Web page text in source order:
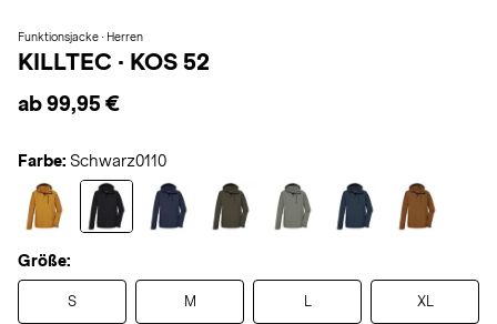
Funktionsjacke · Herren
KILLTEC · KOS 52
ab 99,95 €
Farbe: Schwarz0110
Größe:
S M L XL